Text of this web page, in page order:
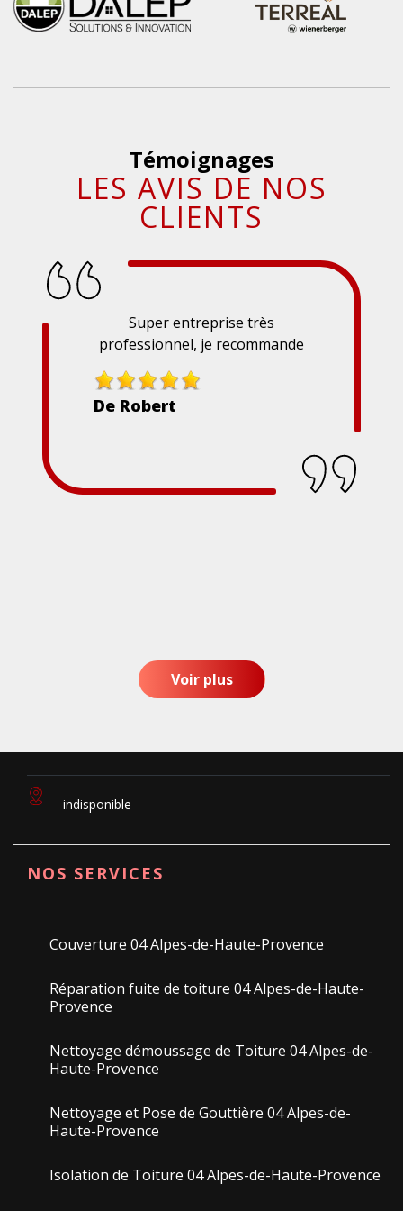
Témoignages
LES AVIS DE NOS
CLIENTS
Super entreprise très
professionnel, je recommande
De Robert
Voir plus
indisponible
NOS SERVICES
Couverture 04 Alpes-de-Haute-Provence
Réparation fuite de toiture 04 Alpes-de-Haute-
Provence
Nettoyage démoussage de Toiture 04 Alpes-de-
Haute-Provence
Nettoyage et Pose de Gouttière 04 Alpes-de-
Haute-Provence
Isolation de Toiture 04 Alpes-de-Haute-Provence